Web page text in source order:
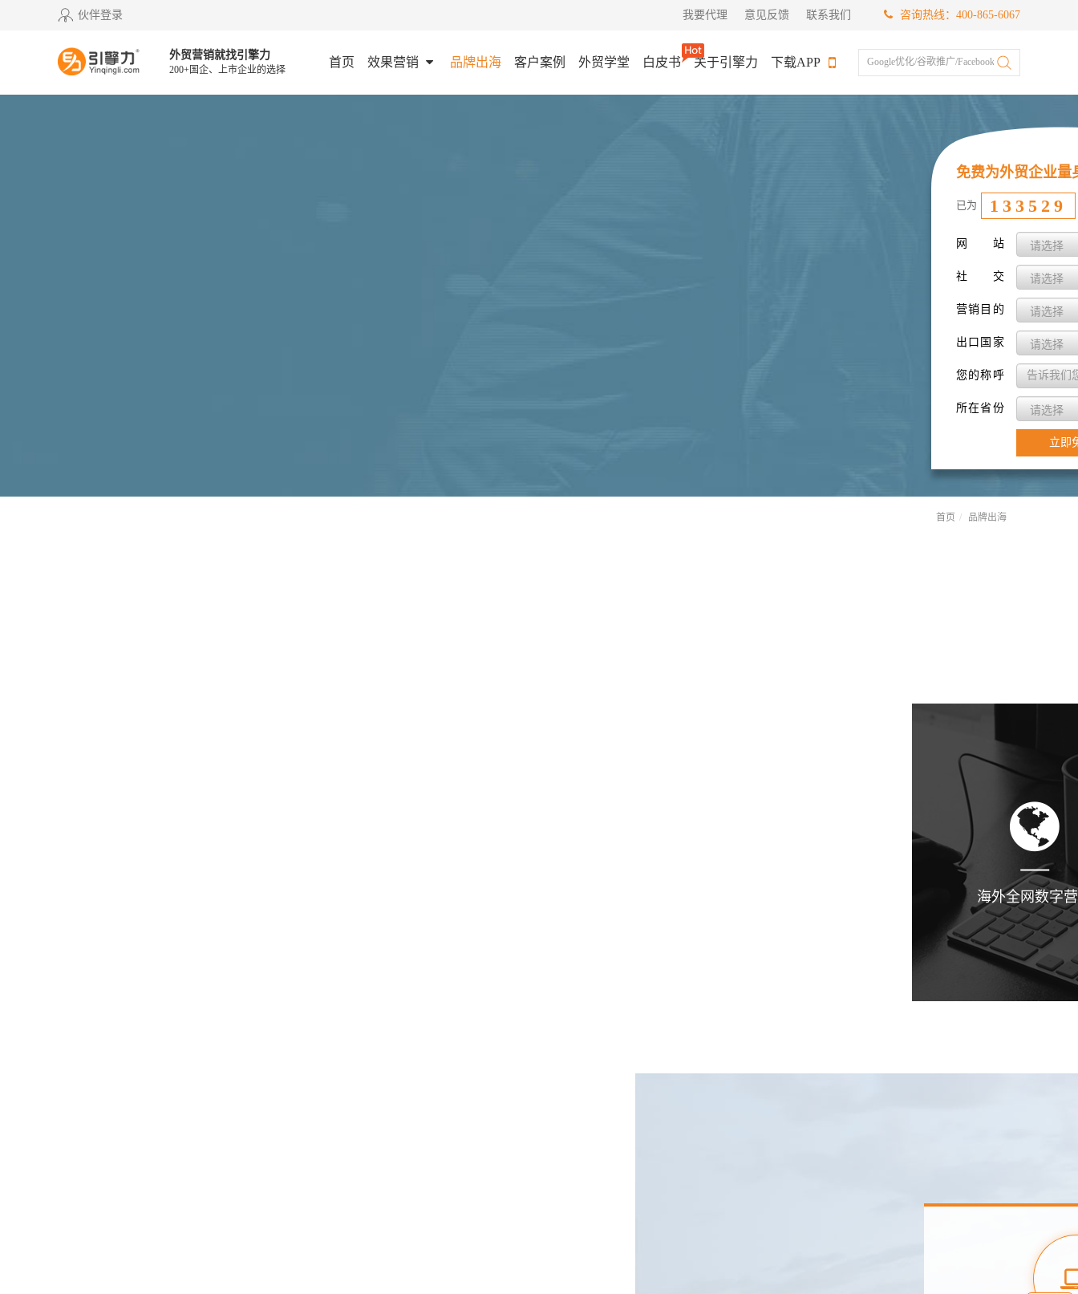
咨询热线：400-865-6067
伙伴登录 我要代理 意见反馈 联系我们
外贸营销就找引擎力
200+国企、上市企业的选择
首页 效果营销 品牌出海 客户案例 外贸学堂 白皮书 关于引擎力 下载APP Google优化/谷歌推广/Facebook推广
免费为外贸企业量
已为 133529
网 站
社 交
营销目的
出口国家
您的称呼
所在省份
立即
首页 品牌出海
海外全网数字